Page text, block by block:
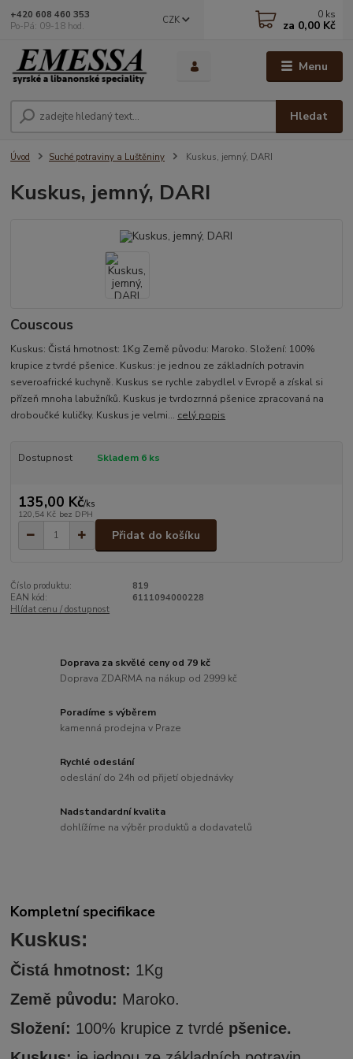
Menu
CZK
Hledat
+420 608 460 353
Po-Pá: 09-18 hod.
0 ks
za 0,00 Kč
Úvod Suché potraviny a Luštěniny Kuskus, jemný, DARI
Kuskus, jemný, DARI
Couscous
Kuskus: Čistá hmotnost: 1Kg Země původu: Maroko. Složení: 100%
krupice z tvrdé pšenice. Kuskus: je jednou ze základních potravin
severoafrické kuchyně. Kuskus se rychle zabydlel v Evropě a získal si
přízeň mnoha labužníků. Kuskus je tvrdozrnná pšenice zpracovaná na
droboučké kuličky. Kuskus je velmi... celý popis
Dostupnost Skladem 6 ks
135,00 Kč/ks
120,54 Kč bez DPH
Přidat do košíku
Číslo produktu:
819
EAN kód:
6111094000228
Hlídat cenu / dostupnost
Doprava za skvělé ceny od 79 kč
Doprava ZDARMA na nákup od 2999 kč
Poradíme s výběrem
kamenná prodejna v Praze
Rychlé odeslání
odeslání do 24h od přijetí objednávky
Nadstandardní kvalita
dohlížíme na výběr produktů a dodavatelů
Kompletní specifikace
Kuskus:
Čistá hmotnost: 1Kg
Země původu: Maroko.
Složení: 100% krupice z tvrdé pšenice.